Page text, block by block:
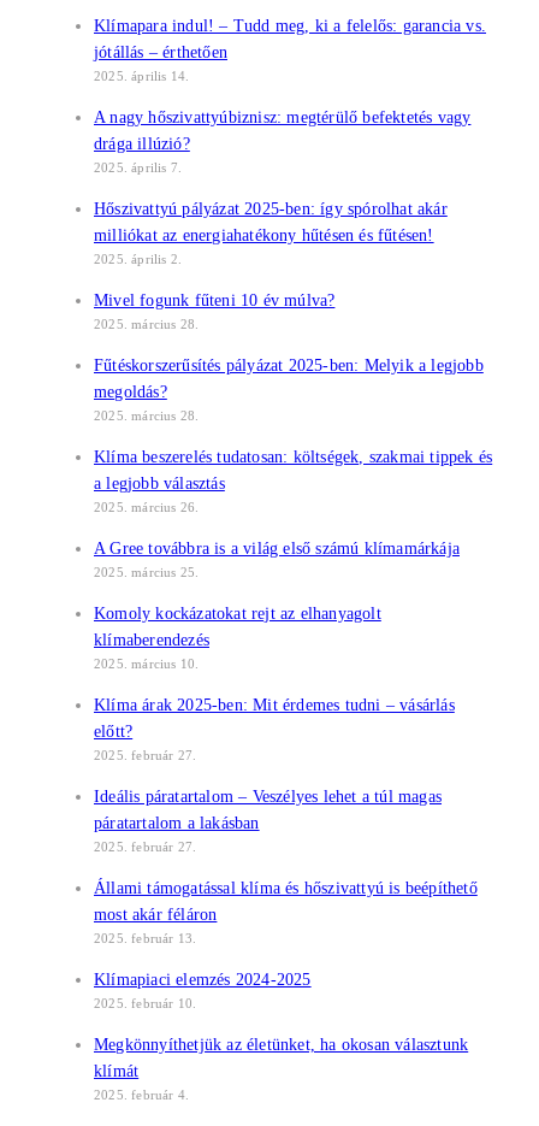
Klímapara indul! – Tudd meg, ki a felelős: garancia vs.
jótállás – érthetően
2025. április 14.
A nagy hőszivattyúbiznisz: megtérülő befektetés vagy
drága illúzió?
2025. április 7.
Hőszivattyú pályázat 2025-ben: így spórolhat akár
milliókat az energiahatékony hűtésen és fűtésen!
2025. április 2.
Mivel fogunk fűteni 10 év múlva?
2025. március 28.
Fűtéskorszerűsítés pályázat 2025-ben: Melyik a legjobb
megoldás?
2025. március 28.
Klíma beszerelés tudatosan: költségek, szakmai tippek és
a legjobb választás
2025. március 26.
A Gree továbbra is a világ első számú klímamárkája
2025. március 25.
Komoly kockázatokat rejt az elhanyagolt
klímaberendezés
2025. március 10.
Klíma árak 2025-ben: Mit érdemes tudni – vásárlás
előtt?
2025. február 27.
Ideális páratartalom – Veszélyes lehet a túl magas
páratartalom a lakásban
2025. február 27.
Állami támogatással klíma és hőszivattyú is beépíthető
most akár féláron
2025. február 13.
Klímapiaci elemzés 2024-2025
2025. február 10.
Megkönnyíthetjük az életünket, ha okosan választunk
klímát
2025. február 4.